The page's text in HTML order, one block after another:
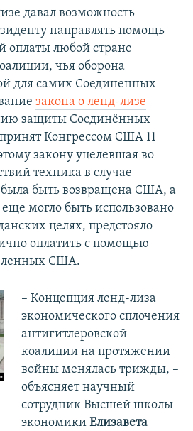
давал возможность
направлять помощь
оплаты любой стране
чья оборона
для самих Соединенных
закона о ленд-лизе –
защиты Соединённых
Конгрессом США 11
закону уцелевшая во
техника в случае
быть возвращена США, а
могло быть использовано
целях, предстояло
оплатить с помощью
США.
– Концепция ленд-лиза
экономического сплочения
антигитлеровской
коалиции на протяжении
войны менялась трижды, –
объясняет научный
сотрудник Высшей школы
экономикиЕлизавета